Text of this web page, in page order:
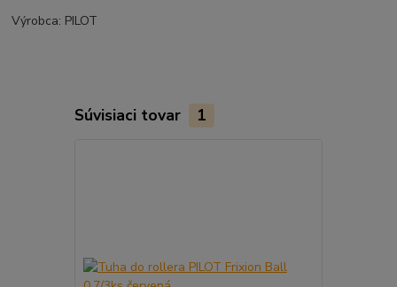
Výrobca: PILOT
Súvisiaci tovar 1